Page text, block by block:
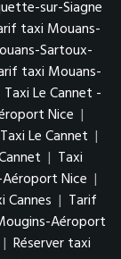
sur-Siagne
taxi Mouans-
Sartoux-
taxi Mouans-
Taxi Le Cannet -
Nice |
Taxi Le Cannet |
| Taxi
Nice |
Cannes | Tarif
Aéroport
| Réserver taxi